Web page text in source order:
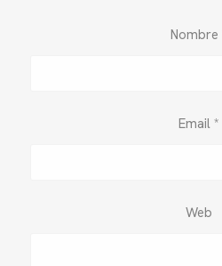
Nombre
Email *
Web